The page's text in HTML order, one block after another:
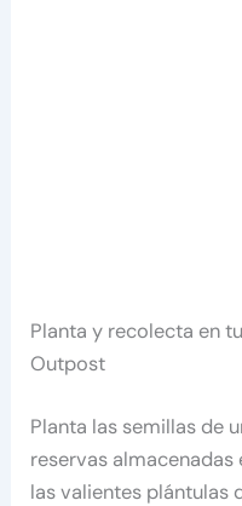
Planta y recolecta en
Outpost
Planta las semillas de
reservas almacenadas
las valientes plántulas